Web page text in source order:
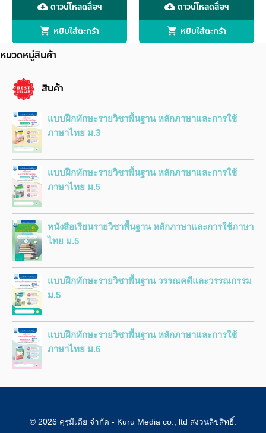
cloud_downloadดาวน์โหลดสื่อฯ
หยิบใส่ตะกร้า
cloud_downloadดาวน์โหลดสื่อฯ
หยิบใส่ตะกร้า
หมวดหมู่สินค้า
สินค้า
แบบฝึกทักษะรายวิชาพื้นฐาน หลักภาษาและการใช้
ภาษาไทย ม.3
แบบฝึกทักษะรายวิชาพื้นฐาน หลักภาษาและการใช้
ภาษาไทย ม.5
หนังสือเรียนรายวิชาพื้นฐาน หลักภาษาและการใช้ภาษา
ไทย ม.5
แบบฝึกทักษะรายวิชาพื้นฐาน วรรณคดีและวรรณกรรม
ม.5
แบบฝึกทักษะรายวิชาพื้นฐาน หลักภาษาและการใช้
ภาษาไทย ม.6
© 2026 คุรุมีเดีย จำกัด - Kuru Media co., ltd สงวนลิขสิทธิ์.